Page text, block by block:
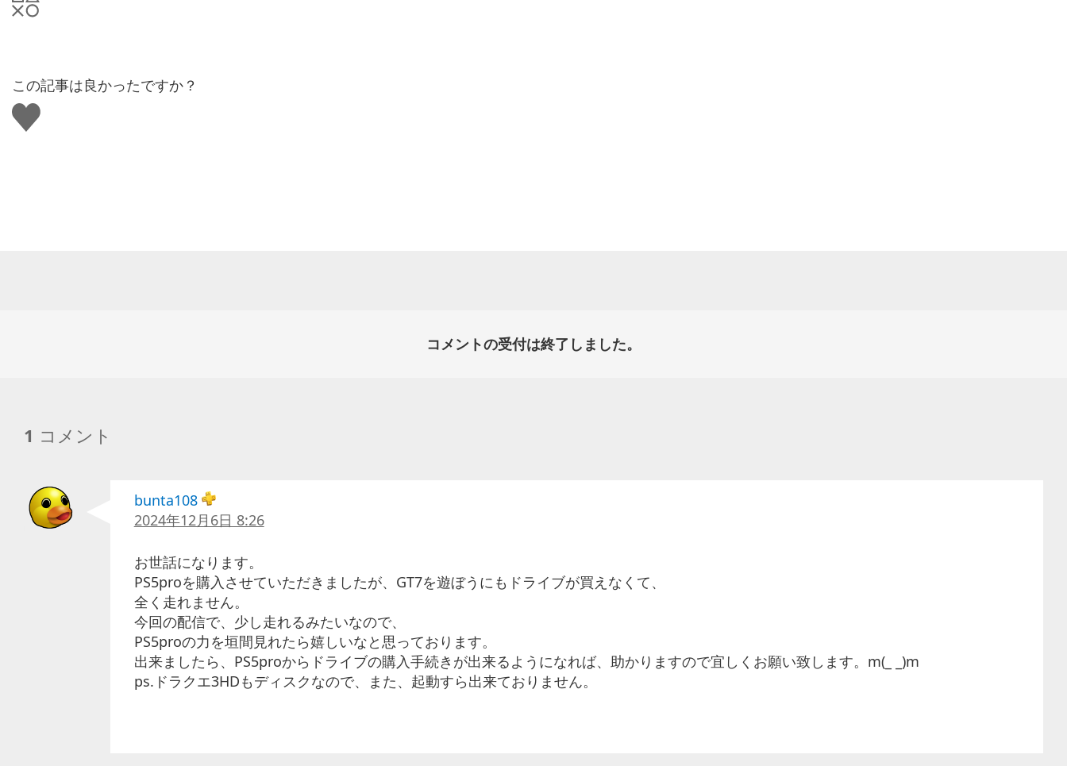
image
この記事は良かったですか？
い
い
コメントの受付は終了しました。
1 コメント
bunta108
2024年12月6日 8:26
お世話になります。
PS5proを購入させていただきましたが、GT7を遊ぼうにもドライブが買えなくて、
全く走れません。
今回の配信で、少し走れるみたいなので、
PS5proの力を垣間見れたら嬉しいなと思っております。
出来ましたら、PS5proからドライブの購入手続きが出来るようになれば、助かりますので宜しくお願い致します。m(_ _)m
ps.ドラクエ3HDもディスクなので、また、起動すら出来ておりません。